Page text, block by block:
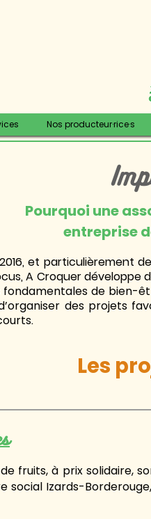
Nos producteur·rice·s
Pourquoi une
entreprise
et particulièrement
A Croquer développe
de bien-
des projets fav
.
Les
fruits, à prix solidaire,
Izards-